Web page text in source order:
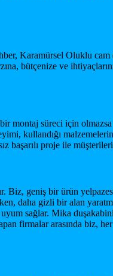
Karamürsel Oluklu cam
bütçenize ve
montaj süreci için
kullandığı
başarılı proje ile
Biz, geniş bir ürün
daha gizli bir alan
sağlar. Mika
firmalar arasında biz,